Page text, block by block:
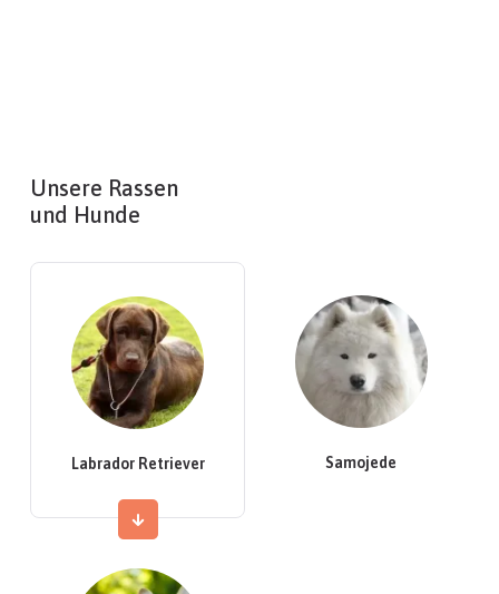
Unsere Rassen
und Hunde
Labrador Retriever Samojede